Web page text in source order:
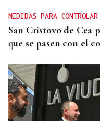
MEDIDAS PARA
San Cristovo de Cea
que se pasen con el